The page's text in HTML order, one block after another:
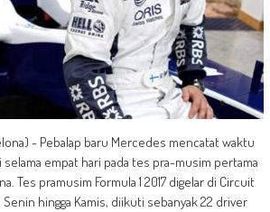
- Pebalap baru Mercedes mencatat waktu
selama empat hari pada tes pra-musim pertama
Tes pramusim Formula 1 2017 digelar di Circuit
Senin hingga Kamis, diikuti sebanyak 22 driver